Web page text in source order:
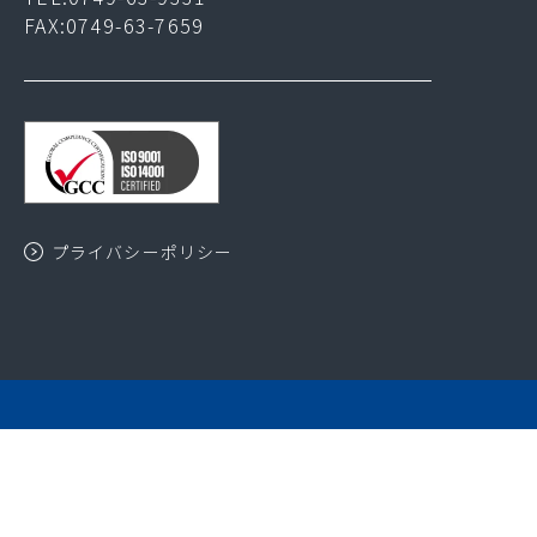
FAX:0749-63-7659
プライバシーポリシー